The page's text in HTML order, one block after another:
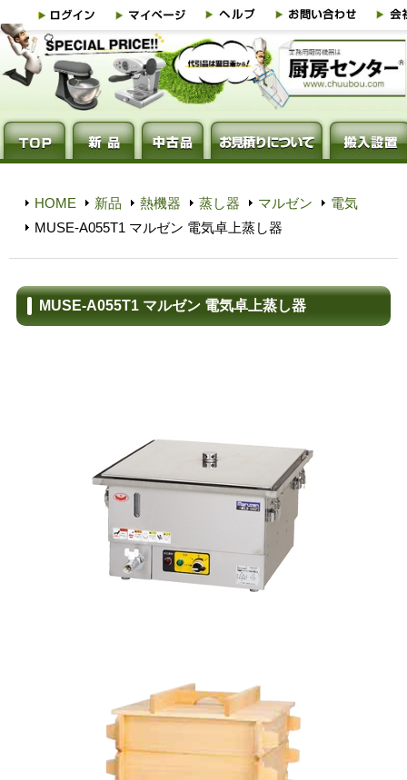
HOME 新品 熱機器 蒸し器 マルゼン
電気
MUSE-A055T1 マルゼン 電気卓上蒸し器
MUSE-A055T1 マルゼン 電気卓上蒸し器